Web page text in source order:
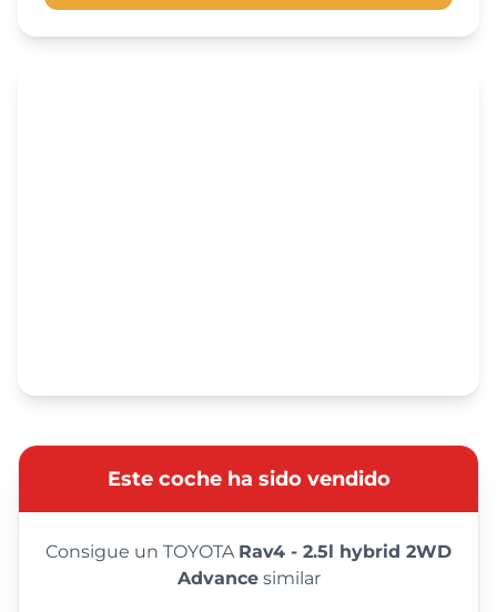
Este coche ha sido vendido
Consigue un TOYOTA Rav4 - 2.5l hybrid 2WD
Advancesimilar